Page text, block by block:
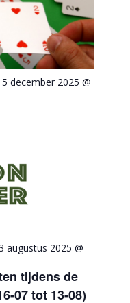
december 2025 @
tijdens de
07 tot 13-08)
augustus 2025 @